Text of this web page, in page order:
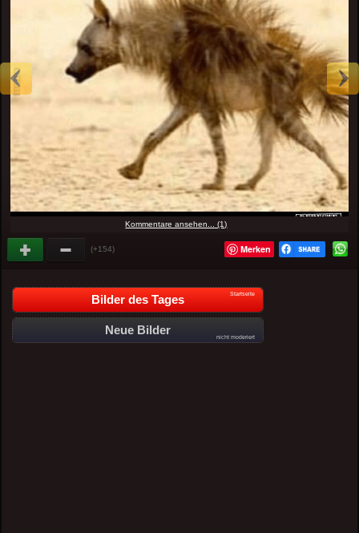
Kommentare ansehen... (1)
(+154) Merken
Bilder des Tages Startseite
Neue Bilder
nicht moderiert